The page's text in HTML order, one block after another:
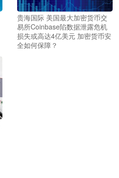
贵海国际 美国最大加密货币交
易所Coinbase陷数据泄露危机
损失或高达4亿美元 加密货币安
全如何保障？